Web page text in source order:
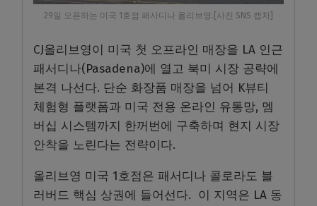
29일 오픈하는 미국 1호점 패사디나 올리브영.[사진 SNS 캡처]
CJ올리브영이 미국 첫 오프라인 매장을 LA 인근
패서디나(Pasadena)에 열고 북미 시장 공략에
본격 나선다. 단순 화장품 매장을 넘어 K뷰티
체험형 플랫폼과 미국 전용 온라인 유통망, 멤
버십 시스템까지 한꺼번에 구축하며 현지 시장
안착을 노린다는 전략이다.
올리브영 미국 1호점은 패서디나 콜로라도 블
러버드 핵심 상권에 들어선다. 이 지역은 LA 동